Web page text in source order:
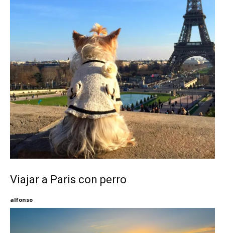
Viajar a Paris con perro
alfonso